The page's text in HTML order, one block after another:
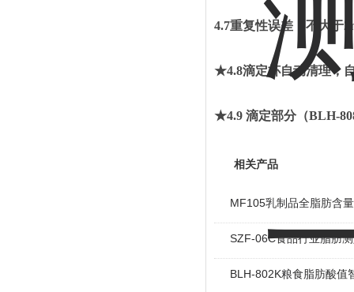
4.7重复性误差：不大于
★4.8滴定杯自动清理，
★4.9 滴定部分（BLH-
相关产品
MF105乳制品全脂肪含
SZF-06C食品行业脂肪
BLH-802K粮食脂肪酸值